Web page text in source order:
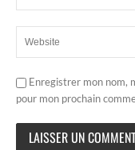
Enregistrer mon nom,
pour mon prochain